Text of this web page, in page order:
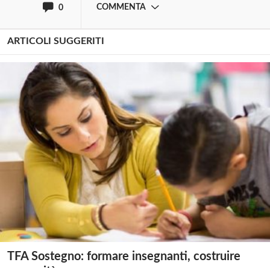
0 COMMENTA
ARTICOLI SUGGERITI
TFA Sostegno: formare insegnanti, costruire